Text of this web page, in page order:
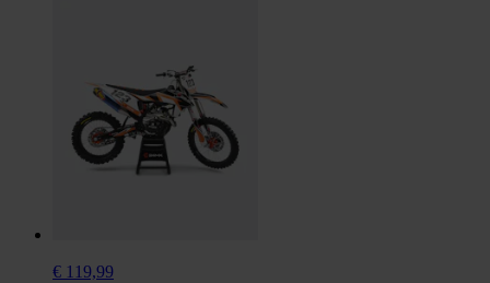
€ 119,99